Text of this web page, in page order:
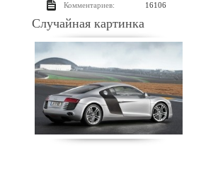
Комментариев:
16106
Случайная картинка